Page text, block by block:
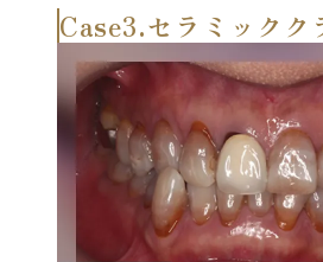
Case3.セラミックク